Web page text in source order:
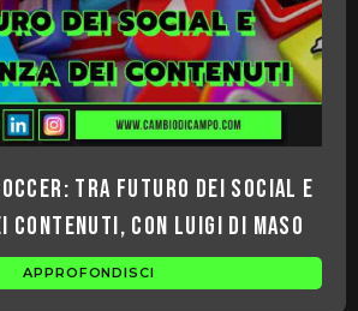
tra futuro dei Social e
contenuti, con Luigi Di Maso
APPROFONDISCI